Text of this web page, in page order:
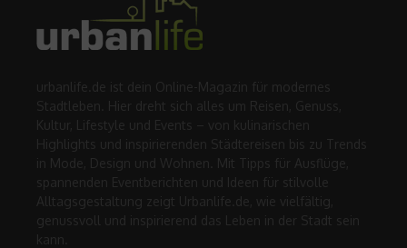
urbanlife.de ist dein Online-Magazin für modernes
Stadtleben. Hier dreht sich alles um Reisen, Genuss,
Kultur, Lifestyle und Events – von kulinarischen
Highlights und inspirierenden Städtereisen bis zu Trends
in Mode, Design und Wohnen. Mit Tipps für Ausflüge,
spannenden Eventberichten und Ideen für stilvolle
Alltagsgestaltung zeigt Urbanlife.de, wie vielfältig,
genussvoll und inspirierend das Leben in der Stadt sein
kann.